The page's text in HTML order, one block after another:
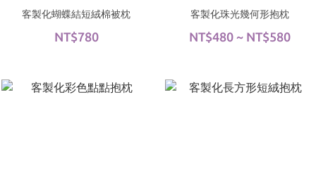
客製化蝴蝶結短絨棉被枕
NT$780
客製化珠光幾何形抱枕
NT$480 ~ NT$580